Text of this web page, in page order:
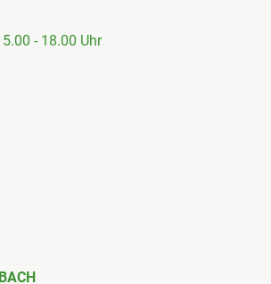
- 18.00 Uhr